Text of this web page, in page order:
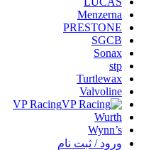
Menzerna
PRESTONE
SGCB
Sonax
stp
Turtlewax
Valvoline
VP Racing
Wurth
Wynn’s
ورود / ثبت نام